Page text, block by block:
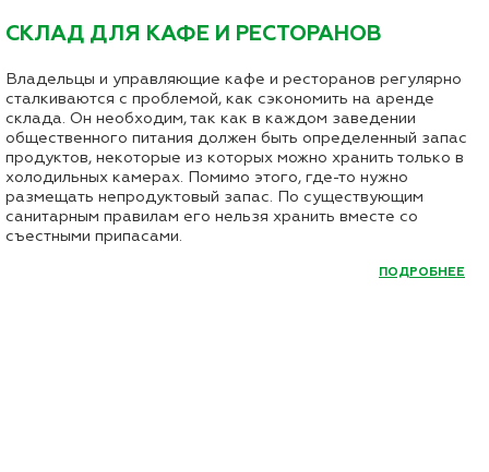
СКЛАД ДЛЯ КАФЕ И РЕСТОРАНОВ
Владельцы и управляющие кафе и ресторанов регулярно
сталкиваются с проблемой, как сэкономить на аренде
склада. Он необходим, так как в каждом заведении
общественного питания должен быть определенный запас
продуктов, некоторые из которых можно хранить только в
холодильных камерах. Помимо этого, где-то нужно
размещать непродуктовый запас. По существующим
санитарным правилам его нельзя хранить вместе со
съестными припасами.
ПОДРОБНЕЕ